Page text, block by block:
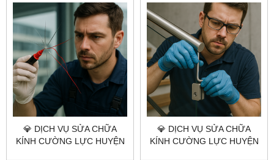
CĂN CHỈNH CHUẨN
XƯỞNG
💎 DỊCH VỤ SỬA CHỮA
KÍNH CƯỜNG LỰC HUYỆN
💎 DỊCH VỤ SỬA CHỮA
KÍNH CƯỜNG LỰC HUYỆN